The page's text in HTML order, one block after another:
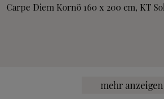
Carpe Diem Kornö 160 x 200 cm, KT
mehr anzeigen